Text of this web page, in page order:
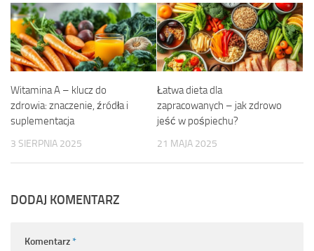
Witamina A – klucz do
zdrowia: znaczenie, źródła i
suplementacja
3 SIERPNIA 2025
Łatwa dieta dla
zapracowanych – jak zdrowo
jeść w pośpiechu?
21 MAJA 2025
DODAJ KOMENTARZ
Komentarz*